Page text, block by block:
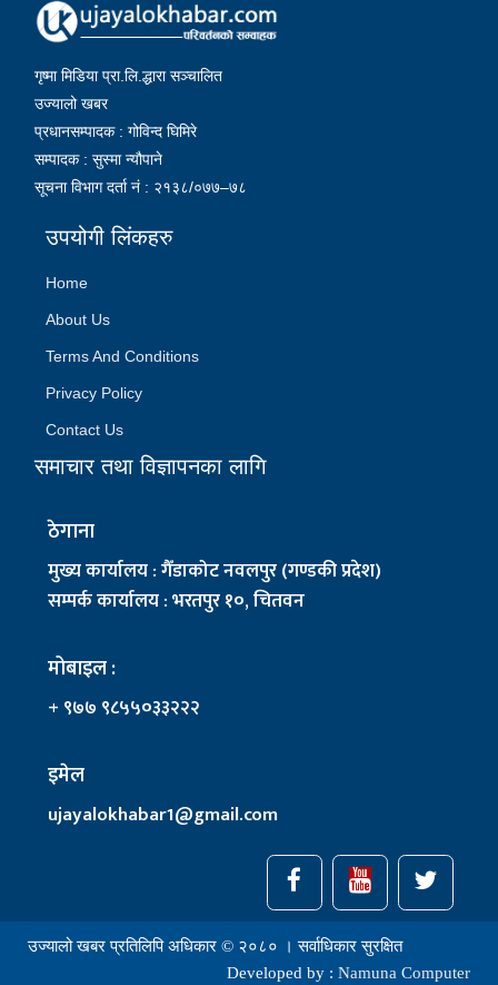
गृष्मा मिडिया प्रा.लि.द्धारा सञ्चालित
उज्यालो खबर
प्रधानसम्पादक : गोविन्द घिमिरे
सम्पादक : सुस्मा न्यौपाने
सूचना विभाग दर्ता नं : २१३८/०७७–७८
उपयोगी लिंकहरु
Home
About Us
Terms And Conditions
Privacy Policy
Contact Us
समाचार तथा विज्ञापनका लागि
ठेगाना
मुख्य कार्यालय : गैँडाकोट नवलपुर (गण्डकी प्रदेश)
सम्पर्क कार्यालय : भरतपुर १०, चितवन
मोबाइल :
+ ९७७ ९८५५०३३२२२
इमेल
ujayalokhabar1@gmail.com
उज्यालो खबर प्रतिलिपि अधिकार © २०८० । सर्वाधिकार सुरक्षित
Developed by : Namuna Computer